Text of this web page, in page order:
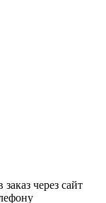
через сайт